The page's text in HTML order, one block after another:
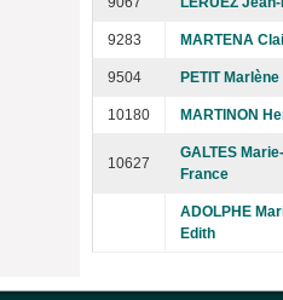
9283 MARTENA
9504 PETIT Marlène
10180 MARTINON
10627
GALTES Marie-
France
ADOLPHE
Edith